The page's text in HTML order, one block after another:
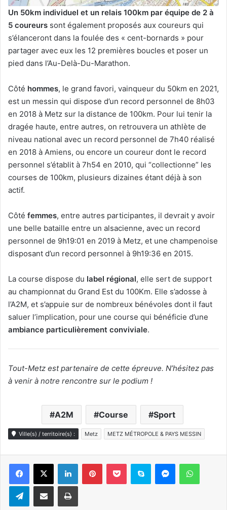
Un 50km individuel et un relais 100km par équipe de 2 à
5 coureurs sont également proposés aux coureurs qui
s’élanceront dans la foulée des « cent-bornards » pour
partager avec eux les 12 premières boucles et poser un
pied dans l’Au-Delà-Du-Marathon.
Côté hommes, le grand favori, vainqueur du 50km en 2021,
est un messin qui dispose d’un record personnel de 8h03
en 2018 à Metz sur la distance de 100km. Pour lui tenir la
dragée haute, entre autres, on retrouvera un athlète de
niveau national avec un record personnel de 7h40 réalisé
en 2018 à Amiens, ou encore un coureur dont le record
personnel s’établit à 7h54 en 2010, qui “collectionne” les
courses de 100km, plusieurs dizaines étant déjà à son
actif.
Côté femmes, entre autres participantes, il devrait y avoir
une belle bataille entre un alsacienne, avec un record
personnel de 9h19:01 en 2019 à Metz, et une champenoise
disposant d’un record personnel à 9h19:36 en 2015.
La course dispose du label régional, elle sert de support
au championnat du Grand Est du 100Km. Elle s’adosse à
l’A2M, et s’appuie sur de nombreux bénévoles dont il faut
saluer l’implication, pour une course qui bénéficie d’une
ambiance particulièrement conviviale.
Tout-Metz est partenaire de cette épreuve. N’hésitez pas
à venir à notre rencontre sur le podium !
A2M Course Sport
Ville(s) / territoire(s) : Metz METZ MÉTROPOLE & PAYS MESSIN
LinkedinPinterestPocket Skype Messenger
TelegramPartager par e-mail Imprimer